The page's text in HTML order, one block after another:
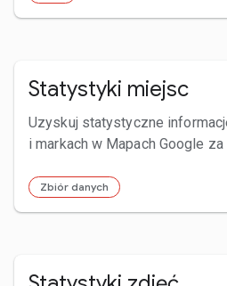
Statystyki miejsc
Uzyskuj statystyczne
i markach w Mapach Google
Zbiór danych